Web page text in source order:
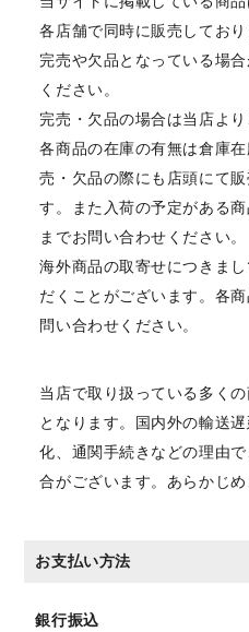
各店舗で同時に販売してお
完売や欠品となっている場
ください。
完売・欠品の場合は当店より
各商品の在庫の有無は倉庫
売・欠品の際にも店頭にて
す。また入荷の予定がある
までお問い合わせください。
海外商品の取寄せにつきま
だくことがございます。各
問い合わせください。
当店で取り扱っている多く
となります。国内外の輸送
化、通関手続きなどの理由
合がございます。あらかじめ
お支払い方法
銀行振込